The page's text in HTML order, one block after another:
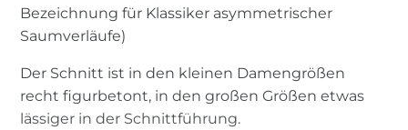
Bezeichnung für Klassiker asymmetrischer
Saumverläufe)
Der Schnitt ist in den kleinen Damengrößen
recht figurbetont, in den großen Größen etwas
lässiger in der Schnittführung.